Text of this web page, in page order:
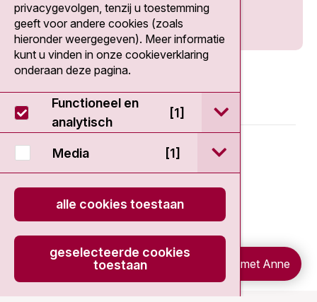
© 2026 - Antoni van Leeuwenhoek
Disclaimer
Cookieverklaring
onload
privacygevolgen, tenzij u toestemming
geeft voor andere cookies (zoals
hieronder weergegeven). Meer informatie
kunt u vinden in onze cookieverklaring
onderaan deze pagina.
Functioneel en
analytisch
[1] open / sluit
Media [1] open / sluit
alle cookies toestaan
geselecteerde cookies
toestaan
Chat met Anne